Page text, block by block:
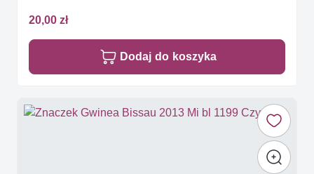
20,00 zł
Dodaj do koszyka